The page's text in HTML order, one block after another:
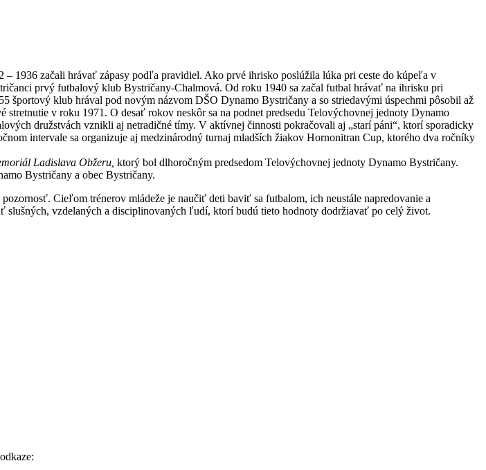
1936 začali hrávať zápasy podľa pravidiel. Ako prvé ihrisko poslúžila lúka pri ceste do kúpeľa v
prvý futbalový klub Bystričany-Chalmová. Od roku 1940 sa začal futbal hrávať na ihrisku pri
športový klub hrával pod novým názvom DŠO Dynamo Bystričany a so striedavými úspechmi pôsobil až
v roku 1971. O desať rokov neskôr sa na podnet predsedu Telovýchovnej jednoty Dynamo
družstvách vznikli aj netradičné tímy. V aktívnej činnosti pokračovali aj „starí páni“, ktorí sporadicky
intervale sa organizuje aj medzinárodný turnaj mladších žiakov Hornonitran Cup, ktorého dva ročníky
Ladislava Obžeru, ktorý bol dlhoročným predsedom Telovýchovnej jednoty Dynamo Bystričany.
Bystričany a obec Bystričany.
Cieľom trénerov mládeže je naučiť deti baviť sa futbalom, ich neustále napredovanie a
vzdelaných a disciplinovaných ľudí, ktorí budú tieto hodnoty dodržiavať po celý život.